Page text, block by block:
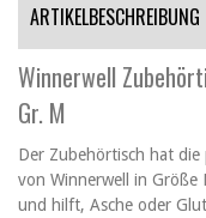
ARTIKELBESCHREIBUNG
Winnerwell
Gr. M
Der Zubehörtisch hat
von Winnerwell in Größe
und hilft, Asche oder